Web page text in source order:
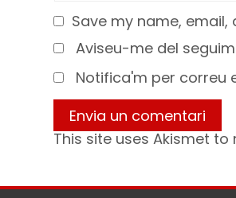
Save my name,
Aviseu-me del
Notifica'm per correu
This site uses Akismet to